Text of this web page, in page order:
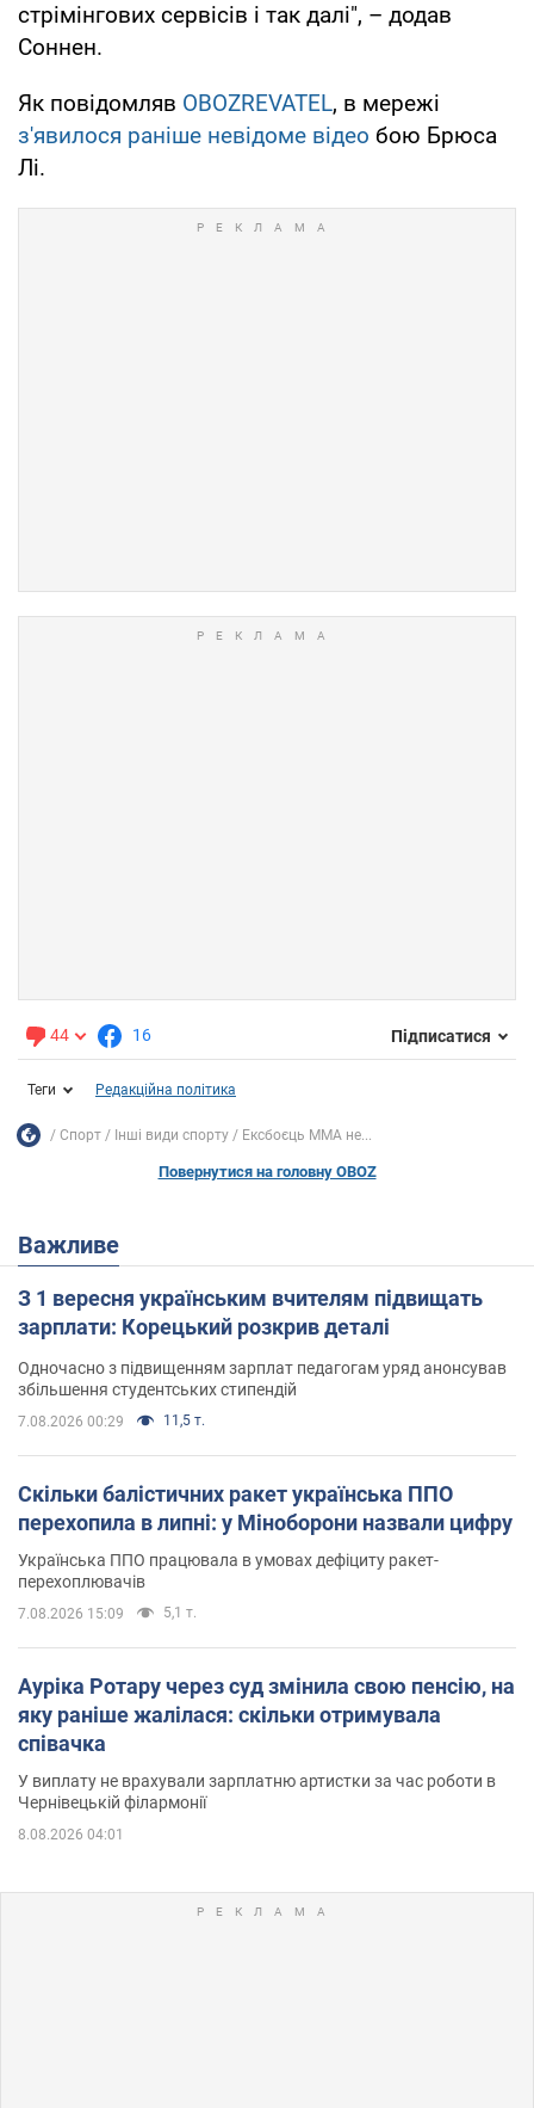
стрімінгових сервісів і так далі", – додав
Соннен.
Як повідомляв OBOZREVATEL, в мережі
з'явилося раніше невідоме відео бою Брюса
Лі.
44 16 Підписатися
Теги Редакційна політика
Спорт Інші види спорту Ексбоєць MMA не...
Повернутися на головну OBOZ
Важливе
З 1 вересня українським вчителям підвищать
зарплати: Корецький розкрив деталі
Одночасно з підвищенням зарплат педагогам уряд анонсував
збільшення студентських стипендій
7.08.2026 00:29 11,5 т.
Скільки балістичних ракет українська ППО
перехопила в липні: у Міноборони назвали цифру
Українська ППО працювала в умовах дефіциту ракет-
перехоплювачів
7.08.2026 15:09 5,1 т.
Ауріка Ротару через суд змінила свою пенсію, на
яку раніше жалілася: скільки отримувала
співачка
У виплату не врахували зарплатню артистки за час роботи в
Чернівецькій філармонії
8.08.2026 04:01